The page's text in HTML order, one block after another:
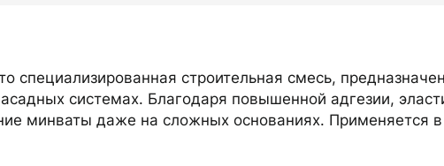
специализированная строительная смесь,
системах. Благодаря повышенной адгезии,
минваты даже на сложных основаниях. Применяется в